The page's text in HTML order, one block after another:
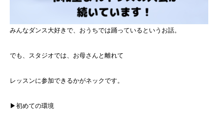
みんなダンス大好きで、おうちでは踊っているというお話。
でも、スタジオでは、お母さんと離れて
レッスンに参加できるかがネックです。
▶︎初めての環境